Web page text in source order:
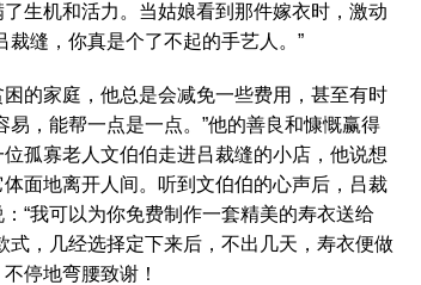
生机和活力。当姑娘看到那件嫁衣时，激动
缝，你真是个了不起的手艺人。”
的家庭，他总是会减免一些费用，甚至有时
，能帮一点是一点。”他的善良和慷慨赢得
孤寡老人文伯伯走进吕裁缝的小店，他说想
面地离开人间。听到文伯伯的心声后，吕裁
“我可以为你免费制作一套精美的寿衣送给
式，几经选择定下来后，不出几天，寿衣便做
停地弯腰致谢！